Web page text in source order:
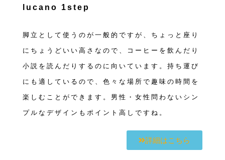
lucano 1step
脚立として使うのが一般的ですが、ちょっと座り
にちょうどいい高さなので、コーヒーを飲んだり
小説を読んだりするのに向いています。持ち運び
にも適しているので、色々な場所で趣味の時間を
楽しむことができます。男性・女性問わないシン
プルなデザインもポイント高しですね。
詳細はこちら